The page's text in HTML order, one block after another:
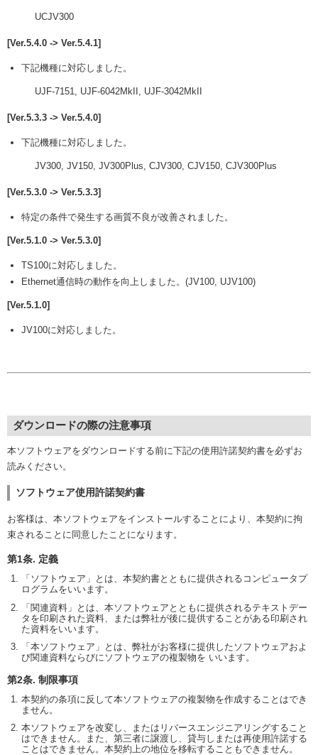
UCJV300
[Ver.5.4.0 -> Ver.5.4.1]
下記機種に対応しました。
UJF-7151, UJF-6042MkII, UJF-3042MkII
[Ver.5.3.3 -> Ver.5.4.0]
下記機種に対応しました。
JV300, JV150, JV300Plus, CJV300, CJV150, CJV300Plus
[Ver.5.3.0 -> Ver.5.3.3]
特定の条件で発生する画質不良が改善されました。
[Ver.5.1.0 -> Ver.5.3.0]
TS100に対応しました。
Ethernet通信時の動作を向上しました。(JV100, UJV100)
[Ver.5.1.0]
JV100に対応しました。
ダウンロードの際の注意事項
本ソフトウェアをダウンロードする前に下記の使用許諾契約書を必ずお
読みください。
ソフトウェア使用許諾契約書
お客様は、本ソフトウェアをインストールすることにより、本契約に拘
束されることに同意したことになります。
第1条. 定義
「ソフトウェア」とは、本契約書とともに提供されるコンピュータプ
ログラムをいいます。
「関連資料」とは、本ソフトウェアとともに提供されるテキストデー
タを印刷された資料、または弊社が後に提供することがある印刷され
た資料をいいます。
「本ソフトウェア」とは、弊社がお客様に提供したソフトウェアおよ
び関連資料ならびにソフトウェアの複製物を いいます。
第2条. 制限事項
本契約の条項に反して本ソフトウェアの複製物を作成することはでき
ません。
本ソフトウェアを改変し、またはリバースエンジニアリングすること
はできません。また、第三者に譲渡し、貸与しまたは再使用許諾する
ことはできません。本契約上の地位を移転することもできません。